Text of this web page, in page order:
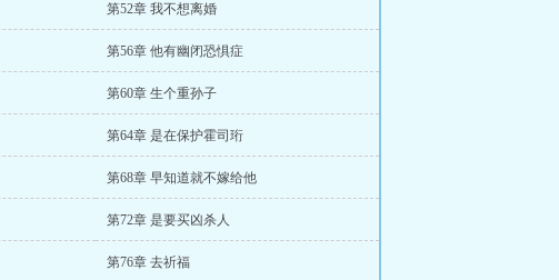
第52章 我不想离婚
第56章 他有幽闭恐惧症
第60章 生个重孙子
第64章 是在保护霍司珩
第68章 早知道就不嫁给他
第72章 是要买凶杀人
第76章 去祈福